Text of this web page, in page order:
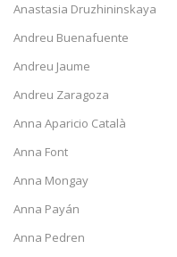
Anastasia Druzhininskaya
Andreu Buenafuente
Andreu Jaume
Andreu Zaragoza
Anna Aparicio Català
Anna Font
Anna Mongay
Anna Payán
Anna Pedren